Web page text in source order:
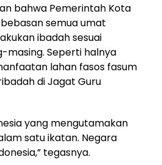
bahwa Pemerintah Kota
semua umat
ibadah sesuai
masing. Seperti halnya
lahan fasos fasum
di Jagat Guru
yang mengutamakan
satu ikatan. Negara
tegasnya.